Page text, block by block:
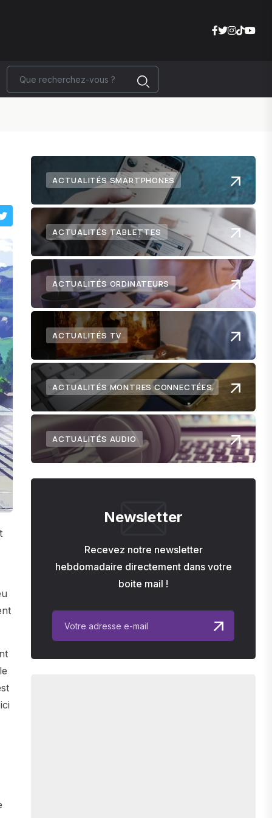
ACTUALITÉS SMARTPHONES
ACTUALITÉS TABLETTES
ACTUALITÉS ORDINATEURS
ACTUALITÉS TV
ACTUALITÉS MONTRES CONNECTÉES
ACTUALITÉS AUDIO
Newsletter
Recevez notre newsletter
hebdomadaire directement dans votre
boite mail !